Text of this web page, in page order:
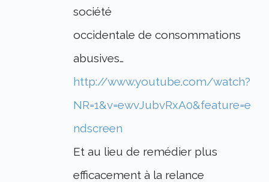
société
occidentale de consommations
abusives…
http://www.youtube.com/watch?
NR=1&v=ewvJubvRxA0&feature=e
ndscreen
Et au lieu de remédier plus
efficacement à la relance